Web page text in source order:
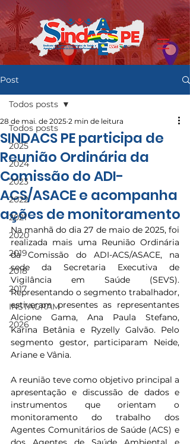
Post
Todos posts
2025
2024
2023
2022
2021
2020
2019
2018
2017
INSTAGRAM
2026
Todos posts
SINDACS PE participa de
Reunião Ordinária da
Comissão do ADI-
ACS/ASACE e acompanha
ações de monitoramento
28 de mai. de 2025 2 min de leitura
Na manhã do dia 27 de maio de 2025, foi
realizada mais uma Reunião Ordinária
da Comissão do ADI-ACS/ASACE, na
sede da Secretaria Executiva de
Vigilância em Saúde (SEVS).
Representando o segmento trabalhador,
estiveram presentes as representantes
Alcione Gama, Ana Paula Stefano,
Karina Betânia e Ryzelly Galvão. Pelo
segmento gestor, participaram Neide,
Ariane e Vânia.
A reunião teve como objetivo principal a
apresentação e discussão de dados e
instrumentos que orientam o
monitoramento do trabalho dos
Agentes Comunitários de Saúde (ACS) e